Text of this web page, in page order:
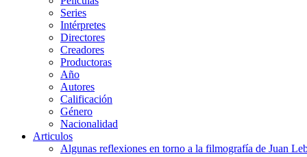
Series
Intérpretes
Directores
Creadores
Productoras
Año
Autores
Calificación
Género
Nacionalidad
Articulos
Algunas reflexiones en torno a la filmografía de Juan